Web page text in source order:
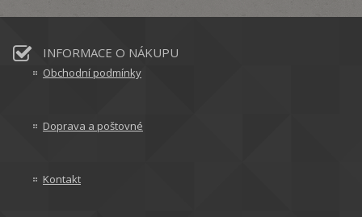
INFORMACE O NÁKUPU
Obchodní podmínky
Doprava a poštovné
Kontakt